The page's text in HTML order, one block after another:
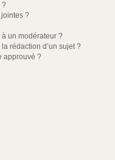
?
?
un modérateur ?
rédaction d’un sujet ?
approuvé ?